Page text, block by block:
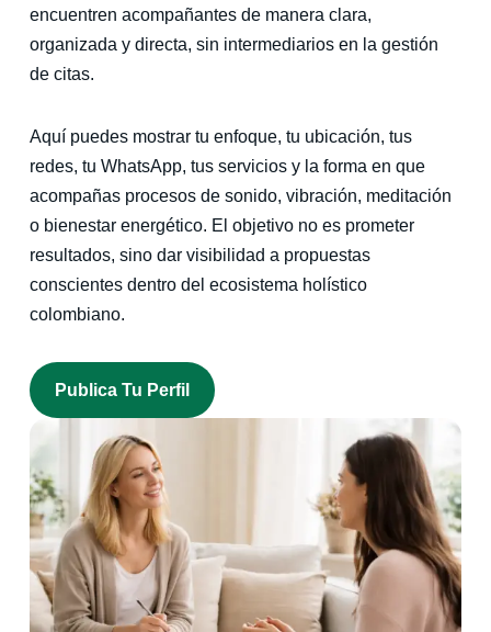
encuentren acompañantes de manera clara,
organizada y directa, sin intermediarios en la gestión
de citas.
Aquí puedes mostrar tu enfoque, tu ubicación, tus
redes, tu WhatsApp, tus servicios y la forma en que
acompañas procesos de sonido, vibración, meditación
o bienestar energético. El objetivo no es prometer
resultados, sino dar visibilidad a propuestas
conscientes dentro del ecosistema holístico
colombiano.
Publica Tu Perfil